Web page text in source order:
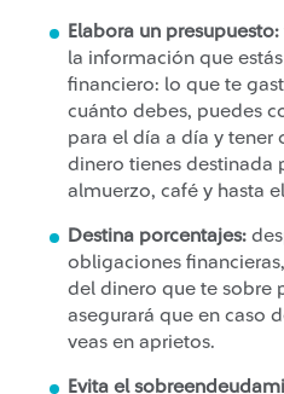
Elabora un presupuesto:
la información que
financiero: lo que te
cuánto debes, puedes
para el día a día y tener
dinero tienes destinada
almuerzo, café y hasta
Destina porcentajes:
obligaciones
del dinero que te sobre
asegurará que en caso
veas en aprietos.
Evita el